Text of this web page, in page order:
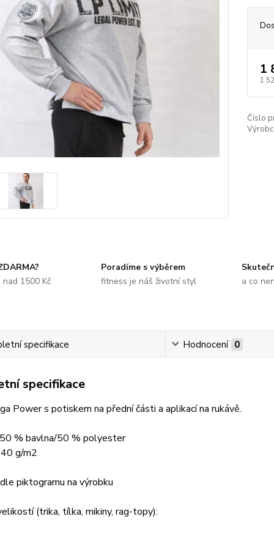
1
1
Číslo
1500 Kč
Poradíme s výběrem
fitness je náš životní styl
a co
specifikace Hodnocení 0
specifikace
Power s potiskem na přední části a aplikací na rukávě.
% bavlna/50 % polyester
g/m2
piktogramu na výrobku
(trika, tílka, mikiny, rag-topy):